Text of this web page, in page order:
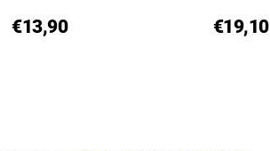
€13,90 €19,10